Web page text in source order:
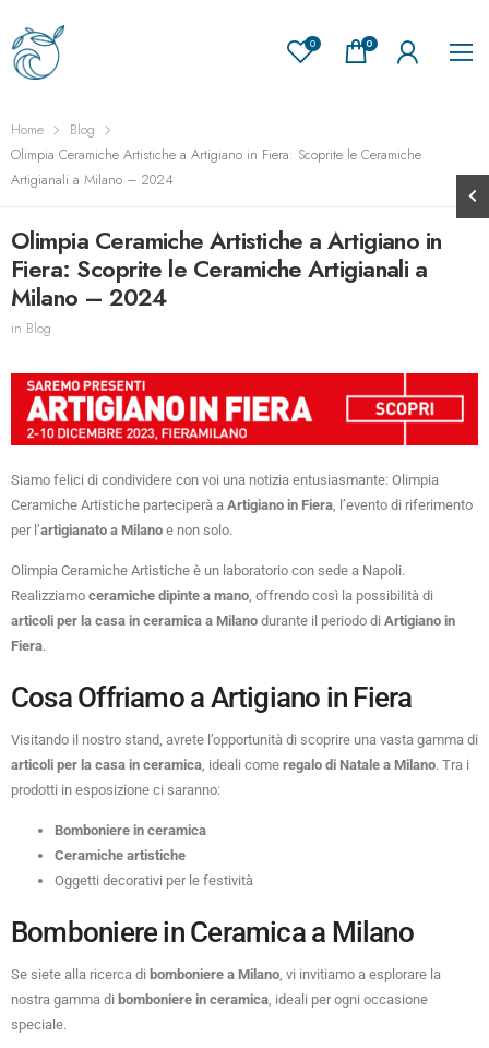
0 0
Home
Blog
Olimpia Ceramiche Artistiche a Artigiano in Fiera: Scoprite le Ceramiche
Artigianali a Milano – 2024
Olimpia Ceramiche Artistiche a Artigiano in
Fiera: Scoprite le Ceramiche Artigianali a
Milano – 2024
in Blog
Siamo felici di condividere con voi una notizia entusiasmante: Olimpia
Ceramiche Artistiche parteciperà a Artigiano in Fiera, l’evento di riferimento
per l’artigianato a Milano e non solo.
Olimpia Ceramiche Artistiche è un laboratorio con sede a Napoli.
Realizziamo ceramiche dipinte a mano , offrendo così la possibilità di
articoli per la casa in ceramica a Milano durante il periodo di Artigiano in
Fiera.
Cosa Offriamo a Artigiano in Fiera
Visitando il nostro stand, avrete l’opportunità di scoprire una vasta gamma di
articoli per la casa in ceramica, ideali come regalo di Natale a Milano. Tra i
prodotti in esposizione ci saranno:
Bomboniere in ceramica
Ceramiche artistiche
Oggetti decorativi per le festività
Bomboniere in Ceramica a Milano
Se siete alla ricerca di bomboniere a Milano , vi invitiamo a esplorare la
nostra gamma di bomboniere in ceramica , ideali per ogni occasione
speciale.